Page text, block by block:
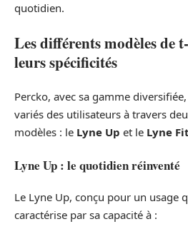
quotidien.
Les différents modèles de
leurs spécificités
Percko, avec sa gamme
variés des utilisateurs à travers
modèles : le Lyne Up et le Lyne Fit
Lyne Up : le quotidien réinventé
Le Lyne Up, conçu pour un usage
caractérise par sa capacité à :